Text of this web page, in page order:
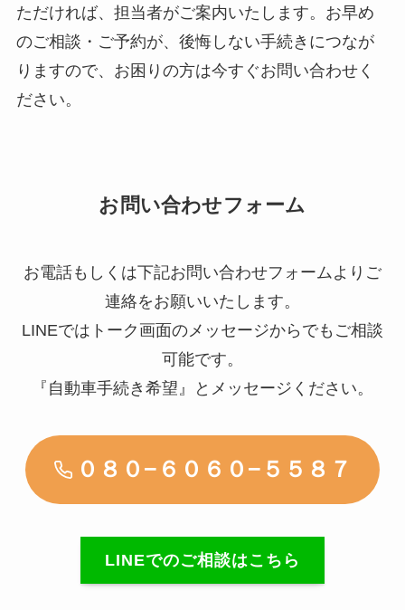
ただければ、担当者がご案内いたします。お早め
のご相談・ご予約が、後悔しない手続きにつなが
りますので、お困りの方は今すぐお問い合わせく
ださい。
お問い合わせフォーム
お電話もしくは下記お問い合わせフォームよりご
連絡をお願いいたします。
LINEではトーク画面のメッセージからでもご相談
可能です。
『自動車手続き希望』とメッセージください。
０８０−６０６０−５５８７
LINEでのご相談はこちら